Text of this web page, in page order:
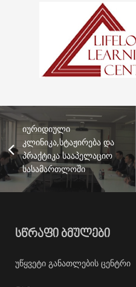
იურიდიული
კლინიკა,სტაჟირება და
პრაქტიკა სააპელაციო
სასამართლოში
ᲡᲬᲠᲐᲤᲘ ᲑᲛᲣᲚᲔᲑᲘ
უწყვეტი განათლების ცენტრი